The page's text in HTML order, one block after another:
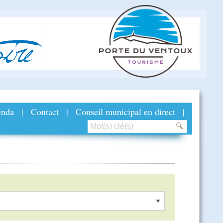
| Contact | Conseil municipal en direct |